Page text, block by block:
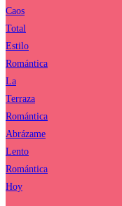
Caos
Total
Estilo
Romántica
La
Terraza
Romántica
Abrázame
Lento
Romántica
Hoy